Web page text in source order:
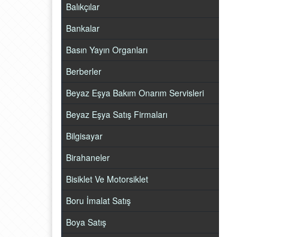
Balıkçılar
Bankalar
Basın Yayın Organları
Berberler
Beyaz Eşya Bakım Onarım Servisleri
Beyaz Eşya Satış Firmaları
Bilgisayar
Birahaneler
Bisiklet Ve Motorsiklet
Boru İmalat Satış
Boya Satış